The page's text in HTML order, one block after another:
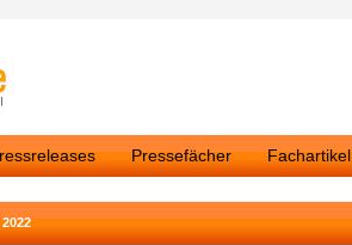
Pressefächer Fachartikel